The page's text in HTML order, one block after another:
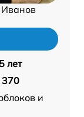
5 лет
370
и